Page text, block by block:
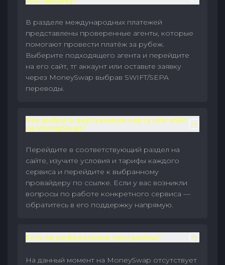
В разделе международных платежей
представлены проверенные агенты, которые
помогают провести платёж за рубеж.
Выберите подходящего агента и перейдите
на его сайт, тг аккаунт или оставьте заявку
через MoneySwap выбрав SWIFT/SEPA
переводы.
Как выбрать виртуальную карту или eSIM
на MoneySwap?
Перейдите в соответствующий раздел на
сайте, изучите условия и тарифы каждого
сервиса и перейдите к выбранному
провайдеру по ссылке. Если у вас возникли
вопросы по работе конкретного сервиса —
обратитесь в его поддержку напрямую.
Есть ли реферальные программы?
На данный момент на MoneySwap отсутствует